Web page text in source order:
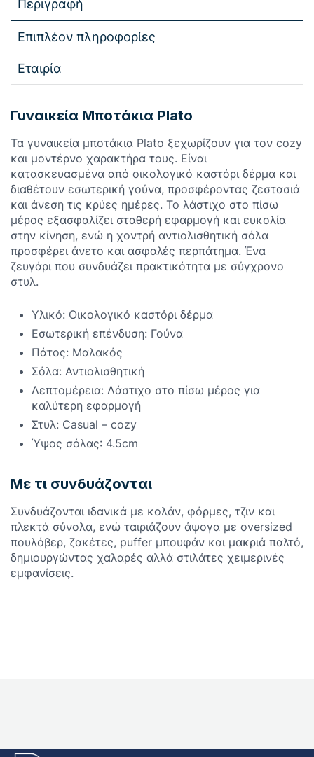
Περιγραφή
Επιπλέον πληροφορίες
Εταιρία
Γυναικεία Μποτάκια Plato
Τα γυναικεία μποτάκια Plato ξεχωρίζουν για τον cozy
και μοντέρνο χαρακτήρα τους. Είναι
κατασκευασμένα από οικολογικό καστόρι δέρμα και
διαθέτουν εσωτερική γούνα, προσφέροντας ζεστασιά
και άνεση τις κρύες ημέρες. Το λάστιχο στο πίσω
μέρος εξασφαλίζει σταθερή εφαρμογή και ευκολία
στην κίνηση, ενώ η χοντρή αντιολισθητική σόλα
προσφέρει άνετο και ασφαλές περπάτημα. Ένα
ζευγάρι που συνδυάζει πρακτικότητα με σύγχρονο
στυλ.
Υλικό: Οικολογικό καστόρι δέρμα
Εσωτερική επένδυση: Γούνα
Πάτος: Μαλακός
Σόλα: Αντιολισθητική
Λεπτομέρεια: Λάστιχο στο πίσω μέρος για
καλύτερη εφαρμογή
Στυλ: Casual – cozy
Ύψος σόλας: 4.5cm
Με τι συνδυάζονται
Συνδυάζονται ιδανικά με κολάν, φόρμες, τζιν και
πλεκτά σύνολα, ενώ ταιριάζουν άψογα με oversized
πουλόβερ, ζακέτες, puffer μπουφάν και μακριά παλτό,
δημιουργώντας χαλαρές αλλά στιλάτες χειμερινές
εμφανίσεις.